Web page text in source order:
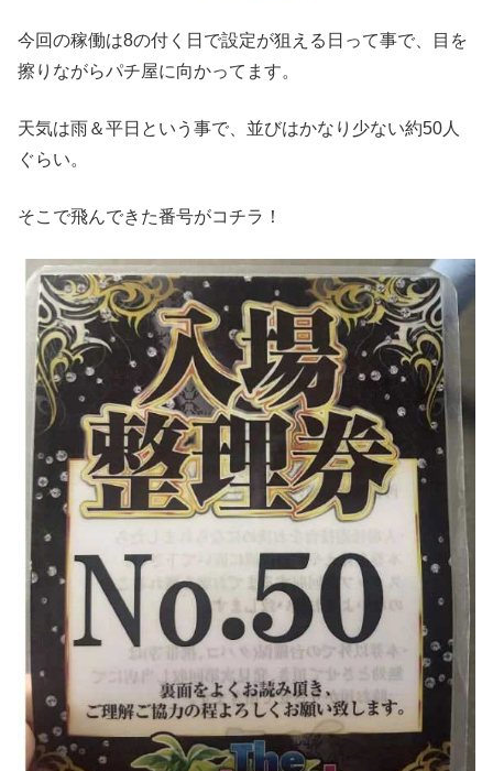
今回の稼働は8の付く日で設定が狙える日って事で、目を
擦りながらパチ屋に向かってます。
天気は雨＆平日という事で、並びはかなり少ない約50人
ぐらい。
そこで飛んできた番号がコチラ！